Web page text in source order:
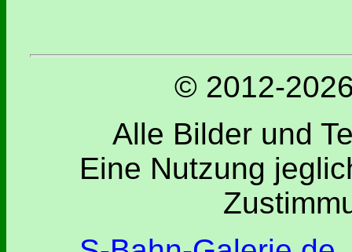
© 2012-
Alle Bilder und
Eine Nutzung